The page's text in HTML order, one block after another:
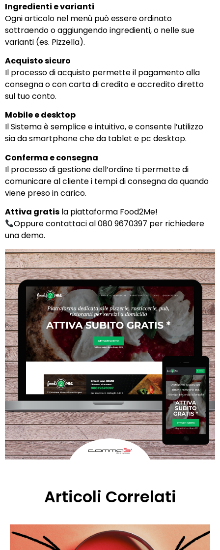
Ingredienti e varianti
Ogni articolo nel menù può essere ordinato
sottraendo o aggiungendo ingredienti, o nelle sue
varianti (es. Pizzella).
Acquisto sicuro
Il processo di acquisto permette il pagamento alla
consegna o con carta di credito e accredito diretto
sul tuo conto.
Mobile e desktop
Il Sistema è semplice e intuitivo, e consente l’utilizzo
sia da smartphone che da tablet e pc desktop.
Conferma e consegna
Il processo di gestione dell’ordine ti permette di
comunicare al cliente i tempi di consegna da quando
viene preso in carico.
Attiva gratis la piattaforma Food2Me!
Oppure contattaci al 080 9670397 per richiedere
una demo.
Articoli Correlati